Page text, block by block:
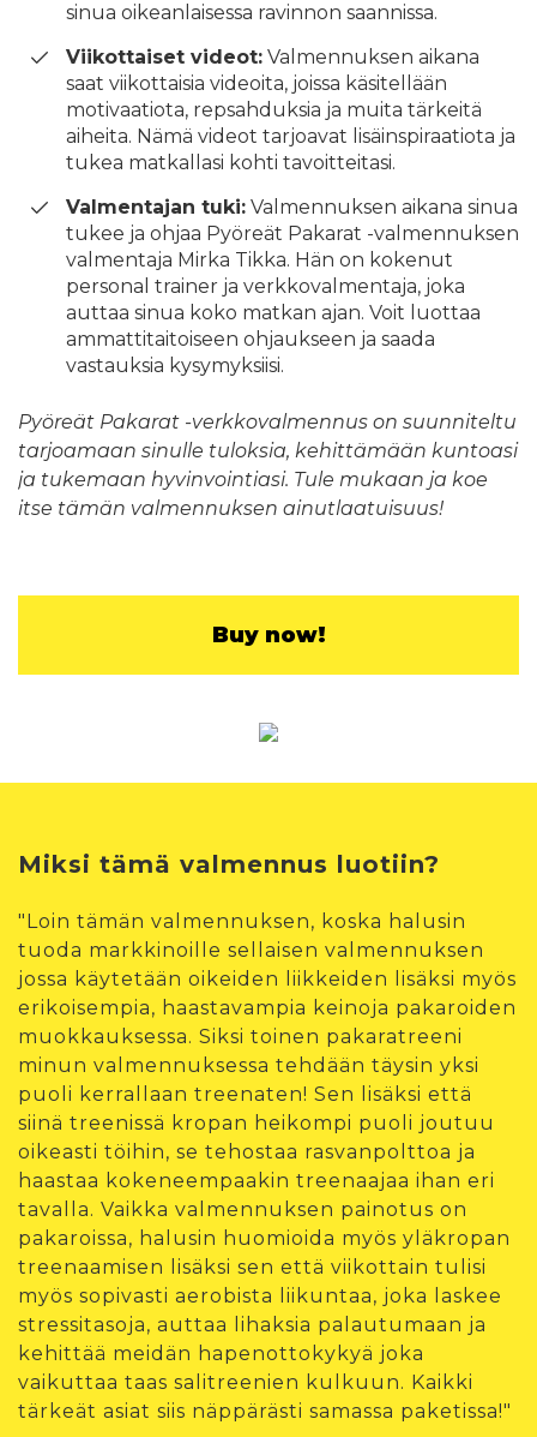
sinua oikeanlaisessa ravinnon saannissa.
Viikottaiset videot: Valmennuksen aikana
saat viikottaisia videoita, joissa käsitellään
motivaatiota, repsahduksia ja muita tärkeitä
aiheita. Nämä videot tarjoavat lisäinspiraatiota ja
tukea matkallasi kohti tavoitteitasi.
Valmentajan tuki: Valmennuksen aikana sinua
tukee ja ohjaa Pyöreät Pakarat -valmennuksen
valmentaja Mirka Tikka. Hän on kokenut
personal trainer ja verkkovalmentaja, joka
auttaa sinua koko matkan ajan. Voit luottaa
ammattitaitoiseen ohjaukseen ja saada
vastauksia kysymyksiisi.
Pyöreät Pakarat -verkkovalmennus on suunniteltu
tarjoamaan sinulle tuloksia, kehittämään kuntoasi
ja tukemaan hyvinvointiasi. Tule mukaan ja koe
itse tämän valmennuksen ainutlaatuisuus!
Buy now!
Miksi tämä valmennus luotiin?
"Loin tämän valmennuksen, koska halusin
tuoda markkinoille sellaisen valmennuksen
jossa käytetään oikeiden liikkeiden lisäksi myös
erikoisempia, haastavampia keinoja pakaroiden
muokkauksessa. Siksi toinen pakaratreeni
minun valmennuksessa tehdään täysin yksi
puoli kerrallaan treenaten! Sen lisäksi että
siinä treenissä kropan heikompi puoli joutuu
oikeasti töihin, se tehostaa rasvanpolttoa ja
haastaa kokeneempaakin treenaajaa ihan eri
tavalla. Vaikka valmennuksen painotus on
pakaroissa, halusin huomioida myös yläkropan
treenaamisen lisäksi sen että viikottain tulisi
myös sopivasti aerobista liikuntaa, joka laskee
stressitasoja, auttaa lihaksia palautumaan ja
kehittää meidän hapenottokykyä joka
vaikuttaa taas salitreenien kulkuun. Kaikki
tärkeät asiat siis näppärästi samassa paketissa!"